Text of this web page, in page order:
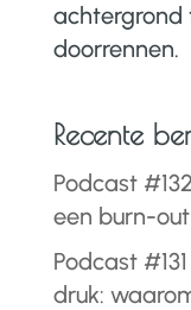
achtergrond
Recente
Podcast
een burn-
Podcast
druk: